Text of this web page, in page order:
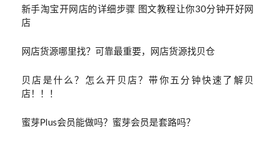
新手淘宝开网店的详细步骤 图文教程让你30分钟开好网
店
网店货源哪里找？可靠最重要，网店货源找贝仓
贝店是什么？怎么开贝店？带你五分钟快速了解贝
店！！！
蜜芽Plus会员能做吗？蜜芽会员是套路吗？